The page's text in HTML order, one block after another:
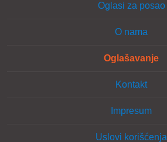
Oglasi za posao
O nama
Oglašavanje
Kontakt
Impresum
Uslovi korišćenja